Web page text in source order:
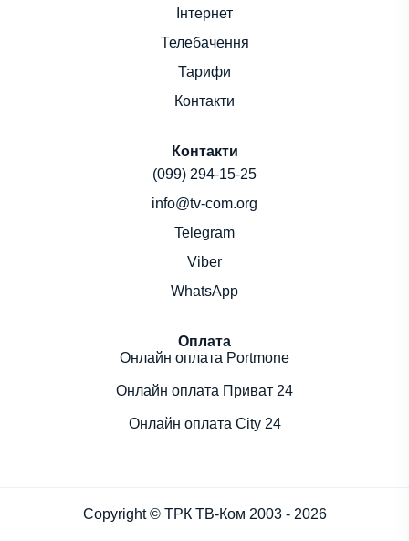
Інтернет
Телебачення
Тарифи
Контакти
Контакти
(099) 294-15-25
info@tv-com.org
Telegram
Viber
WhatsApp
Оплата
Онлайн оплата Portmone
Онлайн оплата Приват 24
Онлайн оплата City 24
Copyright © ТРК ТВ-Ком 2003 - 2026